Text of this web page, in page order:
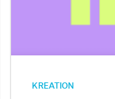
KREATION